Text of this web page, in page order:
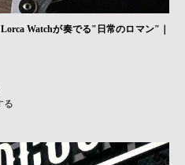
Watchが奏でる"日常のロマン"｜
る